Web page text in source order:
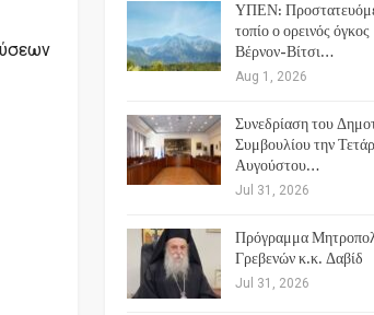
ΥΠΕΝ:
τοπίο ο ορεινός όγκος
Βέρνον-Βίτσι…
Aug 1, 2026
Συνεδρίαση του
Συμβουλίου την
Αυγούστου…
Jul 31, 2026
Πρόγραμμα
Γρεβενών κ.κ. Δαβίδ
Jul 31, 2026